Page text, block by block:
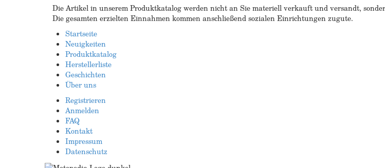
Die Artikel in unserem Produktkatalog werden nicht an Sie materiell verkauft und versandt,
Die gesamten erzielten Einnahmen kommen anschließend sozialen Einrichtungen zugute.
Startseite
Neuigkeiten
Produktkatalog
Herstellerliste
Geschichten
Über uns
Registrieren
Anmelden
FAQ
Kontakt
Impressum
Datenschutz